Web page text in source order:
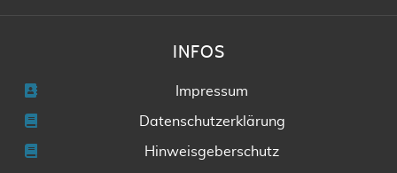
INFOS
Impressum
Datenschutzerklärung
Hinweisgeberschutz